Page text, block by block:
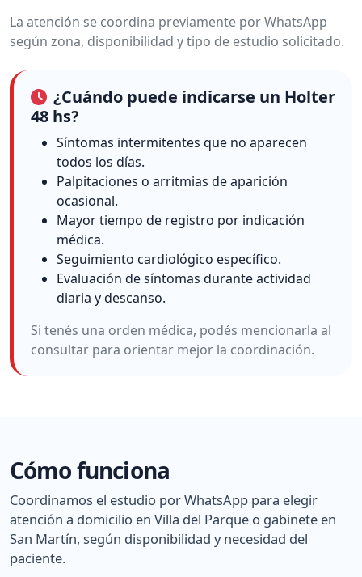
La atención se coordina previamente por WhatsApp
según zona, disponibilidad y tipo de estudio solicitado.
¿Cuándo puede indicarse un Holter
48 hs?
Síntomas intermitentes que no aparecen
todos los días.
Palpitaciones o arritmias de aparición
ocasional.
Mayor tiempo de registro por indicación
médica.
Seguimiento cardiológico específico.
Evaluación de síntomas durante actividad
diaria y descanso.
Si tenés una orden médica, podés mencionarla al
consultar para orientar mejor la coordinación.
Cómo funciona
Coordinamos el estudio por WhatsApp para elegir
atención a domicilio en Villa del Parque o gabinete en
San Martín, según disponibilidad y necesidad del
paciente.